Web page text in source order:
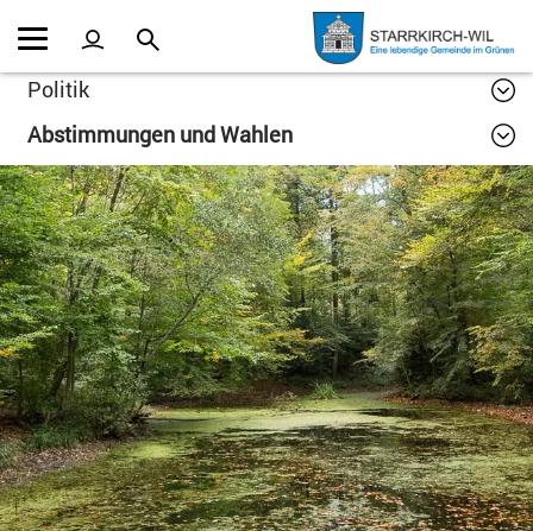
Kopfzeile
Inhalt
Politik
Abstimmungen und Wahlen